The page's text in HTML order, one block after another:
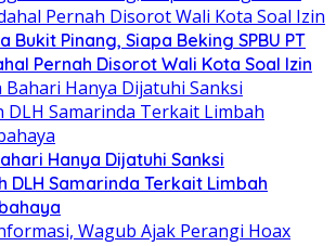
Bukit Pinang, Siapa Beking SPBU PT
Pernah Disorot Wali Kota Soal Izin
Hanya Dijatuhi Sanksi
Samarinda Terkait Limbah